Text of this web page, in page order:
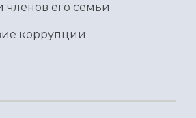
членов его семьи
коррупции